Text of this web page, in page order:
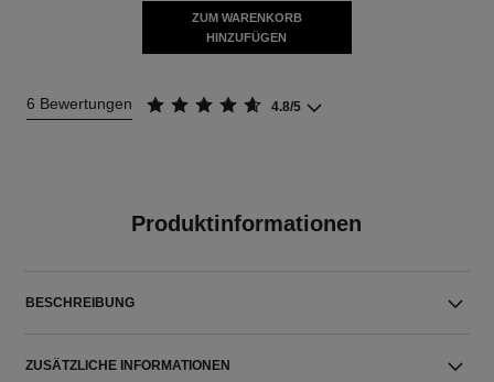
ZUM WARENKORB
HINZUFÜGEN
6 Bewertungen 4.8/5
Produktinformationen
BESCHREIBUNG
ZUSÄTZLICHE INFORMATIONEN